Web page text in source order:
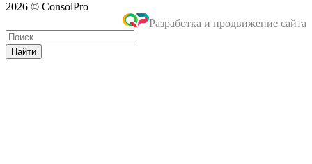
2026 © ConsolPro
Разработка и продвижение сайта
Найти